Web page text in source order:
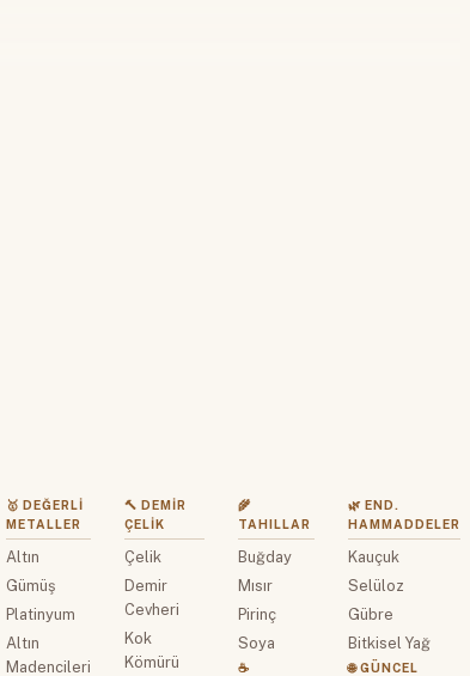
🥇 DEĞERLI
METALLER
Altın
Gümüş
Platinyum
Altın
Madencileri
🔨 DEMIR
ÇELIK
Çelik
Demir
Cevheri
Kok
Kömürü
🌾
TAHILLAR
Buğday
Mısır
Pirinç
Soya
☕
🌿 END.
HAMMADDELER
Kauçuk
Selüloz
Gübre
Bitkisel Yağ
🌐 GÜNCEL